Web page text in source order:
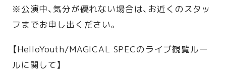
※公演中、気分が優れない場合は、お近くのスタッ
フまでお申し出ください。
【HelloYouth/MAGICAL SPECのライブ観覧ルー
ルに関して】